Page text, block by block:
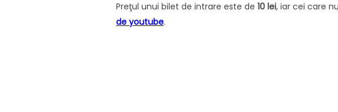
Preţul unui bilet de intrare este de 10 lei, iar cei care
de youtube.